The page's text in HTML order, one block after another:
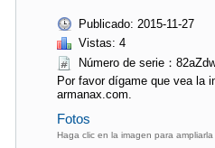
Publicado: 2015-11-27
Vistas: 4
Número de serie：
Por favor dígame que vea la
armanax.com.
Fotos
Haga clic en la imagen para ampliarla